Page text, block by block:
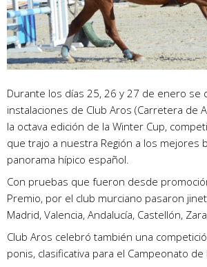
Durante los días 25, 26 y 27 de enero se
instalaciones de Club Aros (Carretera de
la octava edición de la Winter Cup,
que trajo a nuestra Región a los mejores
panorama hípico español.
Con pruebas que fueron desde
Premio, por el club murciano pasaron
Madrid, Valencia, Andalucía, Castellón,
Club Aros celebró también una
ponis, clasificativa para el Campeonato de